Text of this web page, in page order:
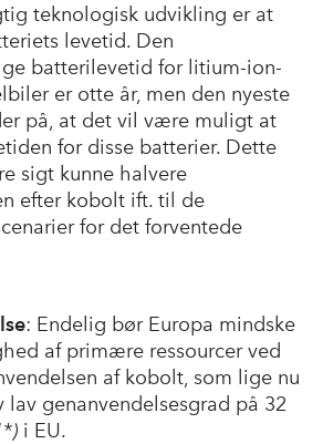
teknologisk udvikling er at
levetid. Den
batterilevetid for litium-ion-
er otte år, men den nyeste
på, at det vil være muligt at
for disse batterier. Dette
sigt kunne halvere
efter kobolt ift. til de
for det forventede
: Endelig bør Europa mindske
af primære ressourcer ved
af kobolt, som lige nu
lav genanvendelsesgrad på 32
i EU.